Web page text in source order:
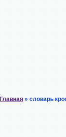
Главная » словарь